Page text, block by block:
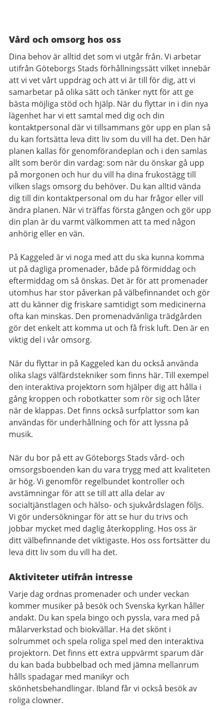
Vård och omsorg hos oss
Dina behov är alltid det som vi utgår från. Vi arbetar
utifrån Göteborgs Stads förhållningssätt vilket innebär
att vi vet vårt uppdrag och att vi är till för dig, att vi
samarbetar på olika sätt och tänker nytt för att ge
bästa möjliga stöd och hjälp. När du flyttar in i din nya
lägenhet har vi ett samtal med dig och din
kontaktpersonal där vi tillsammans gör upp en plan så
du kan fortsätta leva ditt liv som du vill ha det. Den här
planen kallas för genomförandeplan och i den samlas
allt som berör din vardag: som när du önskar gå upp
på morgonen och hur du vill ha dina frukostägg till
vilken slags omsorg du behöver. Du kan alltid vända
dig till din kontaktpersonal om du har frågor eller vill
ändra planen. När vi träffas första gången och gör upp
din plan är du varmt välkommen att ta med någon
anhörig eller en vän.
På Kaggeled är vi noga med att du ska kunna komma
ut på dagliga promenader, både på förmiddag och
eftermiddag om så önskas. Det är för att promenader
utomhus har stor påverkan på välbefinnandet och gör
att du känner dig friskare samtidigt som medicinerna
ofta kan minskas. Den promenadvänliga trädgården
gör det enkelt att komma ut och få frisk luft. Den är en
viktig del i vår omsorg.
När du flyttar in på Kaggeled kan du också använda
olika slags välfärdstekniker som finns här. Till exempel
den interaktiva projektorn som hjälper dig att hålla i
gång kroppen och robotkatter som rör sig och låter
när de klappas. Det finns också surfplattor som kan
användas för underhållning och för att lyssna på
musik.
När du bor på ett av Göteborgs Stads vård- och
omsorgsboenden kan du vara trygg med att kvaliteten
är hög. Vi genomför regelbundet kontroller och
avstämningar för att se till att alla delar av
socialtjänstlagen och hälso- och sjukvårdslagen följs.
Vi gör undersökningar för att se hur du trivs och
jobbar mycket med daglig återkoppling. Hos oss är
ditt välbefinnande det viktigaste. Hos oss fortsätter du
leva ditt liv som du vill ha det.
Aktiviteter utifrån intresse
Varje dag ordnas promenader och under veckan
kommer musiker på besök och Svenska kyrkan håller
andakt. Du kan spela bingo och pyssla, vara med på
målarverkstad och biokvällar. Ha det skönt i
solrummet och spela roliga spel med den interaktiva
projektorn. Det finns ett extra uppvärmt sparum där
du kan bada bubbelbad och med jämna mellanrum
hålls spadagar med manikyr och
skönhetsbehandlingar. Ibland får vi också besök av
roliga clowner.